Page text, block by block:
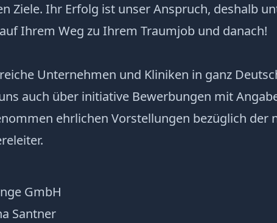
Ziele. Ihr Erfolg ist unser Anspruch, deshalb
Ihrem Weg zu Ihrem Traumjob und danach!
Unternehmen und Kliniken in ganz
auch über initiative Bewerbungen mit
ehrlichen Vorstellungen bezüglich der
GmbH
Santner